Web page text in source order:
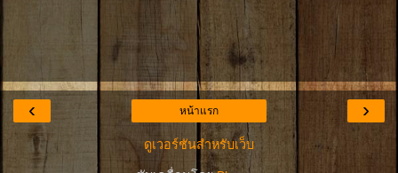
‹ ›
หน้าแรก
ดูเวอร์ชันสำหรับเว็บ